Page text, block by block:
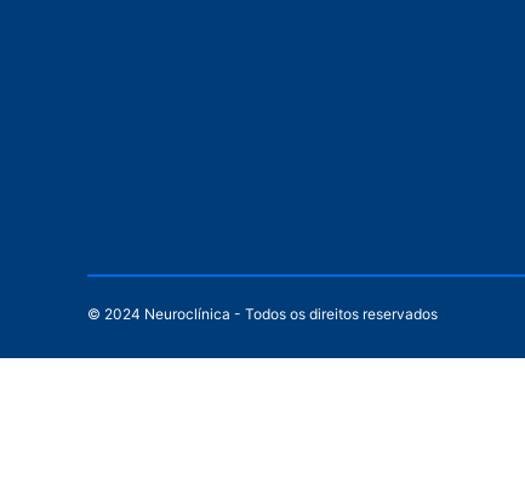
© 2024 Neuroclínica - Todos os direitos reservados